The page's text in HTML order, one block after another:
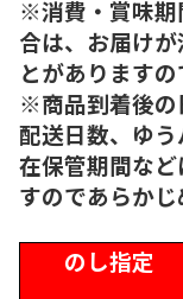
※消費・賞味期
合は、お届け
とがありますの
※商品到着後の
配送日数、ゆ
在保管期間な
すのであらかじ
のし指定